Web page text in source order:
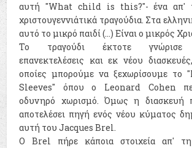
αυτή "What child is this?"- ένα απ'
χριστουγεννιάτικά τραγούδια. Στα
αυτό το μικρό παιδί (...) Είναι ο μικρός
Το τραγούδι έκτοτε γνώρισε
επανεκτελέσεις και εκ νέου
οποίες μπορούμε να ξεχωρίσουμε το
Sleeves" όπου ο Leonard Cohen
οδυνηρό χωρισμό. Όμως η διασκευή
αποτελέσει πηγή ενός νέου κύματος
αυτή του Jacques Brel.
O Brel πήρε κάποια στοιχεία απ'